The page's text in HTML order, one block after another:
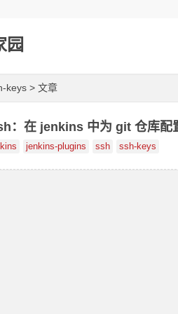
园
keys > 文章
：在 jenkins 中为 git 仓库配
jenkins-plugins ssh ssh-keys